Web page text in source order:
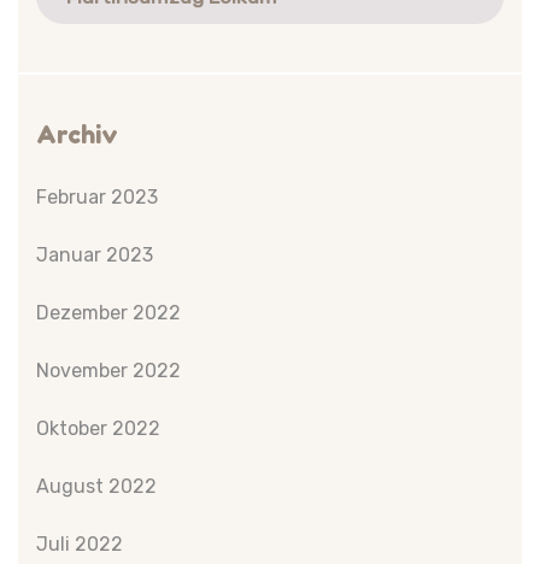
Archiv
Februar 2023
Januar 2023
Dezember 2022
November 2022
Oktober 2022
August 2022
Juli 2022